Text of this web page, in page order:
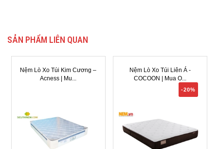
SẢN PHẨM LIÊN QUAN
Nệm Lò Xo Túi Liên Á -
COCOON | Mua O...
Nệm Lò Xo Vạn Thành Phoenix
– Mua Onl...
-19%